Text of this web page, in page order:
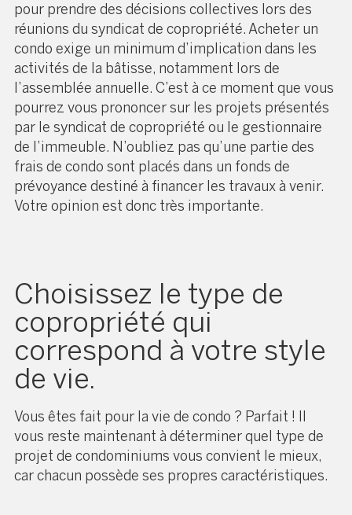
pour prendre des décisions collectives lors des
réunions du syndicat de copropriété. Acheter un
condo exige un minimum d’implication dans les
activités de la bâtisse, notamment lors de
l’assemblée annuelle. C’est à ce moment que vous
pourrez vous prononcer sur les projets présentés
par le syndicat de copropriété ou le gestionnaire
de l’immeuble. N’oubliez pas qu’une partie des
frais de condo sont placés dans un fonds de
prévoyance destiné à financer les travaux à venir.
Votre opinion est donc très importante.
Choisissez le type de
copropriété qui
correspond à votre style
de vie.
Vous êtes fait pour la vie de condo ? Parfait ! Il
vous reste maintenant à déterminer quel type de
projet de condominiums vous convient le mieux,
car chacun possède ses propres caractéristiques.